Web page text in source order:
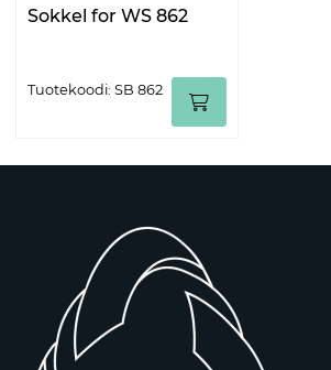
Sokkel for WS 862
Tuotekoodi: SB 862